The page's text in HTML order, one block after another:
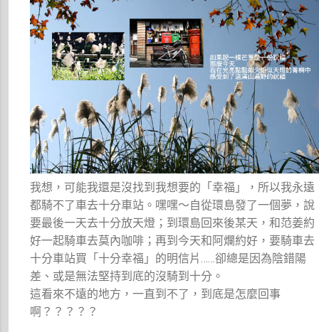
我想，可能我還是沒找到我想要的「幸福」，所以我永遠
都騎不了車去十分車站。嘿嘿～自從環島發了一個夢，說
要最後一天去十分放天燈；到環島回來後某天，和范姜約
好一起騎車去莫內咖啡；再到今天和阿爛約好，要騎車去
十分車站買「十分幸福」的明信片……卻總是因為陰錯陽
差、或是無法堅持到底的沒騎到十分。
這看來不遠的地方，一直到不了，到底是怎麼回事
啊？？？？？